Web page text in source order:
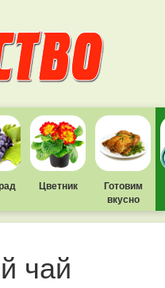
Цветник
Готовим
вкусно
чай